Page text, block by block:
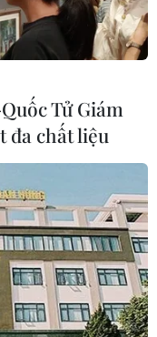
loại World Cup
hòa.
Tử Giám
đa chất liệu